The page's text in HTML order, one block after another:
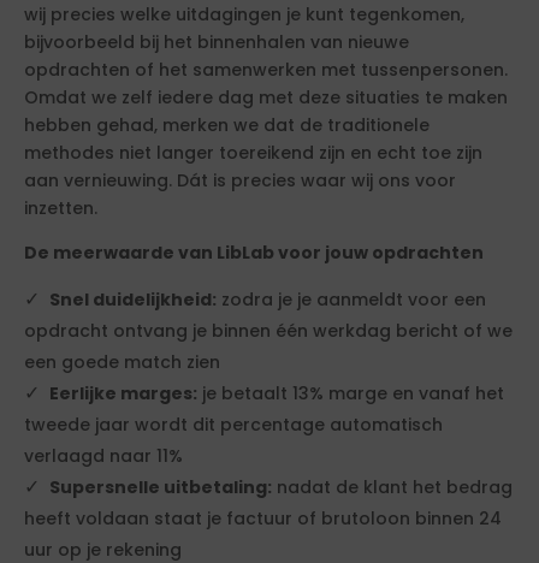
wij precies welke uitdagingen je kunt tegenkomen,
bijvoorbeeld bij het binnenhalen van nieuwe
opdrachten of het samenwerken met tussenpersonen.
Omdat we zelf iedere dag met deze situaties te maken
hebben gehad, merken we dat de traditionele
methodes niet langer toereikend zijn en echt toe zijn
aan vernieuwing. Dát is precies waar wij ons voor
inzetten.
De meerwaarde van LibLab voor jouw opdrachten
Snel duidelijkheid: zodra je je aanmeldt voor een
opdracht ontvang je binnen één werkdag bericht of we
een goede match zien
Eerlijke marges: je betaalt 13% marge en vanaf het
tweede jaar wordt dit percentage automatisch
verlaagd naar 11%
Supersnelle uitbetaling: nadat de klant het bedrag
heeft voldaan staat je factuur of brutoloon binnen 24
uur op je rekening